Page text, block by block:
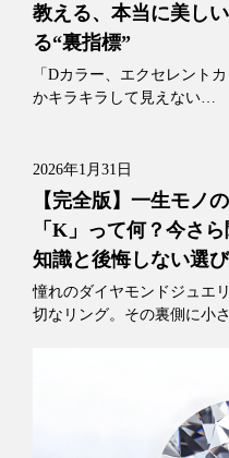
教える、本当に美し
る“裏指標”
「Dカラー、エクセレント
かキラキラして見えない…
2026年1月31日
【完全版】一生モノ
「K」って何？今さ
知識と後悔しない選
憧れのダイヤモンドジュエ
切なリング。その裏側に小